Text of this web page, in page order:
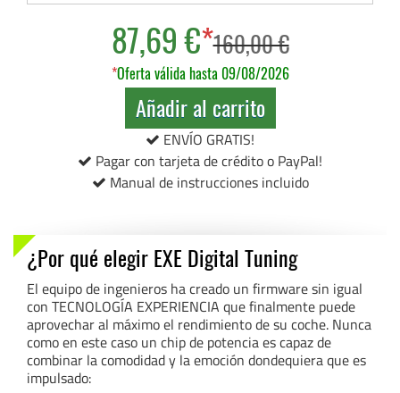
87,69 €*160,00 €
*Oferta válida hasta 09/08/2026
Añadir al carrito
ENVÍO GRATIS!
Pagar con tarjeta de crédito o PayPal!
Manual de instrucciones incluido
¿Por qué elegir EXE Digital Tuning
El equipo de ingenieros ha creado un firmware sin igual
con TECNOLOGÍA EXPERIENCIA que finalmente puede
aprovechar al máximo el rendimiento de su coche. Nunca
como en este caso un chip de potencia es capaz de
combinar la comodidad y la emoción dondequiera que es
impulsado: